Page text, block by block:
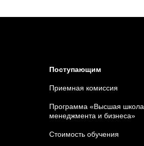
Поступающим
Приемная комиссия
Программа «Высшая школа
менеджмента и бизнеса»
Стоимость обучения